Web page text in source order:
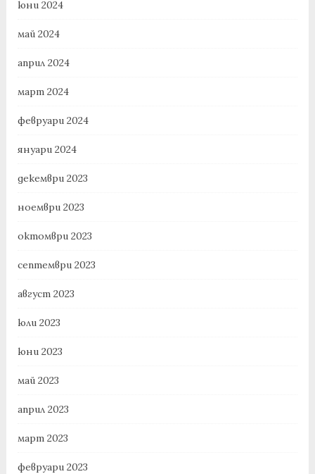
юни 2024
май 2024
април 2024
март 2024
февруари 2024
януари 2024
декември 2023
ноември 2023
октомври 2023
септември 2023
август 2023
юли 2023
юни 2023
май 2023
април 2023
март 2023
февруари 2023